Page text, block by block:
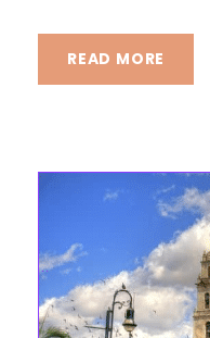
READ MORE